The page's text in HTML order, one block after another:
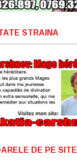
STRAINA
DE PE SITE